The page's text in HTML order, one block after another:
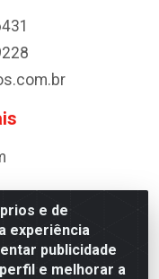
e de
experiência
publicidade
e melhorar a
LTDA - BA-052,
000 - CNPJ